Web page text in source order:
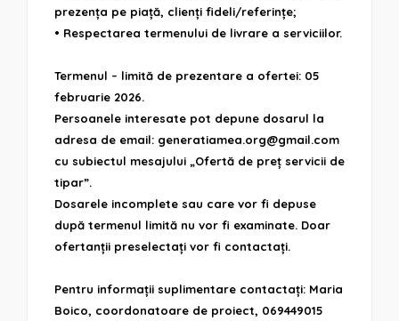
prezența pe piață, clienți fideli/referințe;
• Respectarea termenului de livrare a serviciilor.
Termenul – limită de prezentare a ofertei: 05
februarie 2026.
Persoanele interesate pot depune dosarul la
adresa de email: generatiamea.org@gmail.com
cu subiectul mesajului „Ofertă de preț servicii de
tipar”.
Dosarele incomplete sau care vor fi depuse
după termenul limită nu vor fi examinate. Doar
ofertanții preselectați vor fi contactați.
Pentru informații suplimentare contactați: Maria
Boico, coordonatoare de proiect, 069449015